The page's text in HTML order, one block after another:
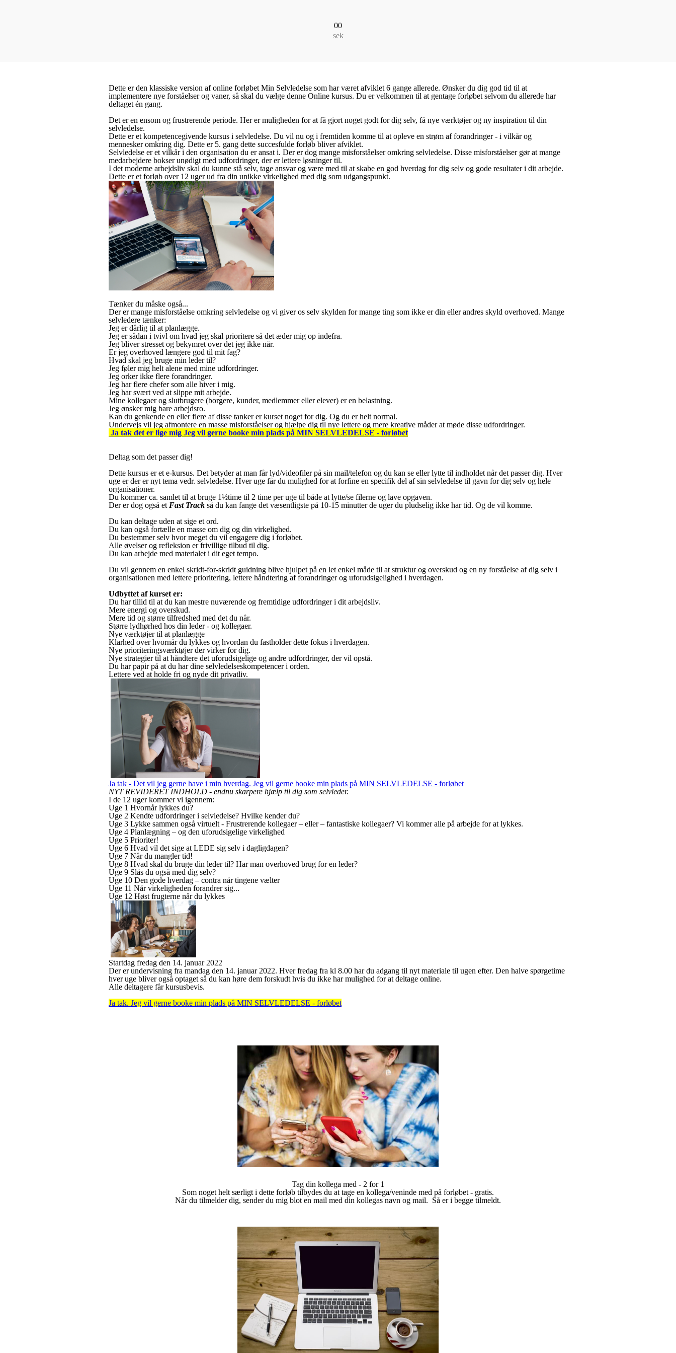
00
sek
Dette er den klassiske version af online forløbet Min Selvledelse som har været afviklet 6 gange allerede. Ønsker du dig god tid til at
implementere nye forståelser og vaner, så skal du vælge denne Online kursus. Du er velkommen til at gentage forløbet selvom du allerede har
deltaget én gang.
Det er en ensom og frustrerende periode. Her er muligheden for at få gjort noget godt for dig selv, få nye værktøjer og ny inspiration til din
selvledelse.
Dette er et kompetencegivende kursus i selvledelse. Du vil nu og i fremtiden komme til at opleve en strøm af forandringer - i vilkår og
mennesker omkring dig. Dette er 5. gang dette succesfulde forløb bliver afviklet.
Selvledelse er et vilkår i den organisation du er ansat i. Der er dog mange misforståelser omkring selvledelse. Disse misforståelser gør at mange
medarbejdere bokser unødigt med udfordringer, der er lettere løsninger til.
I det moderne arbejdsliv skal du kunne stå selv, tage ansvar og være med til at skabe en god hverdag for dig selv og gode resultater i dit arbejde.
Dette er et forløb over 12 uger ud fra din unikke virkelighed med dig som udgangspunkt.
Tænker du måske også...
Der er mange misforståelse omkring selvledelse og vi giver os selv skylden for mange ting som ikke er din eller andres skyld overhoved. Mange
selvledere tænker:
Jeg er dårlig til at planlægge.
Jeg er sådan i tvivl om hvad jeg skal prioritere så det æder mig op indefra.
Jeg bliver stresset og bekymret over det jeg ikke når.
Er jeg overhoved længere god til mit fag?
Hvad skal jeg bruge min leder til?
Jeg føler mig helt alene med mine udfordringer.
Jeg orker ikke flere forandringer.
Jeg har flere chefer som alle hiver i mig.
Jeg har svært ved at slippe mit arbejde.
Mine kollegaer og slutbrugere (borgere, kunder, medlemmer eller elever) er en belastning.
Jeg ønsker mig bare arbejdsro.
Kan du genkende en eller flere af disse tanker er kurset noget for dig. Og du er helt normal.
Undervejs vil jeg afmontere en masse misforståelser og hjælpe dig til nye lettere og mere kreative måder at møde disse udfordringer.
Ja tak det er lige mig Jeg vil gerne booke min plads på MIN SELVLEDELSE - forløbet
Deltag som det passer dig!
Dette kursus er et e-kursus. Det betyder at man får lyd/videofiler på sin mail/telefon og du kan se eller lytte til indholdet når det passer dig. Hver
uge er der er nyt tema vedr. selvledelse. Hver uge får du mulighed for at forfine en specifik del af sin selvledelse til gavn for dig selv og hele
organisationer.
Du kommer ca. samlet til at bruge 1½time til 2 time per uge til både at lytte/se filerne og lave opgaven.
Der er dog også et Fast Track så du kan fange det væsentligste på 10-15 minutter de uger du pludselig ikke har tid. Og de vil komme.
Du kan deltage uden at sige et ord.
Du kan også fortælle en masse om dig og din virkelighed.
Du bestemmer selv hvor meget du vil engagere dig i forløbet.
Alle øvelser og refleksion er frivillige tilbud til dig.
Du kan arbejde med materialet i dit eget tempo.
Du vil gennem en enkel skridt-for-skridt guidning blive hjulpet på en let enkel måde til at struktur og overskud og en ny forståelse af dig selv i
organisationen med lettere prioritering, lettere håndtering af forandringer og uforudsigelighed i hverdagen.
Udbyttet af kurset er:
Du har tillid til at du kan mestre nuværende og fremtidige udfordringer i dit arbejdsliv.
Mere energi og overskud.
Mere tid og større tilfredshed med det du når.
Større lydhørhed hos din leder - og kollegaer.
Nye værktøjer til at planlægge
Klarhed over hvornår du lykkes og hvordan du fastholder dette fokus i hverdagen.
Nye prioriteringsværktøjer der virker for dig.
Nye strategier til at håndtere det uforudsigelige og andre udfordringer, der vil opstå.
Du har papir på at du har dine selvledelseskompetencer i orden.
Lettere ved at holde fri og nyde dit privatliv.
Ja tak - Det vil jeg gerne have i min hverdag. Jeg vil gerne booke min plads på MIN SELVLEDELSE - forløbet
NYT REVIDERET INDHOLD - endnu skarpere hjælp til dig som selvleder.
I de 12 uger kommer vi igennem:
Uge 1 Hvornår lykkes du?
Uge 2 Kendte udfordringer i selvledelse? Hvilke kender du?
Uge 3 Lykke sammen også virtuelt - Frustrerende kollegaer – eller – fantastiske kollegaer? Vi kommer alle på arbejde for at lykkes.
Uge 4 Planlægning – og den uforudsigelige virkelighed
Uge 5 Prioriter!
Uge 6 Hvad vil det sige at LEDE sig selv i dagligdagen?
Uge 7 Når du mangler tid!
Uge 8 Hvad skal du bruge din leder til? Har man overhoved brug for en leder?
Uge 9 Slås du også med dig selv?
Uge 10 Den gode hverdag – contra når tingene vælter
Uge 11 Når virkeligheden forandrer sig...
Uge 12 Høst frugterne når du lykkes
Startdag fredag den 14. januar 2022
Der er undervisning fra mandag den 14. januar 2022. Hver fredag fra kl 8.00 har du adgang til nyt materiale til ugen efter. Den halve spørgetime
hver uge bliver også optaget så du kan høre dem forskudt hvis du ikke har mulighed for at deltage online.
Alle deltagere får kursusbevis.
Ja tak. Jeg vil gerne booke min plads på MIN SELVLEDELSE - forløbet
Tag din kollega med - 2 for 1
Som noget helt særligt i dette forløb tilbydes du at tage en kollega/veninde med på forløbet - gratis.
Når du tilmelder dig, sender du mig blot en mail med din kollegas navn og mail. Så er i begge tilmeldt.